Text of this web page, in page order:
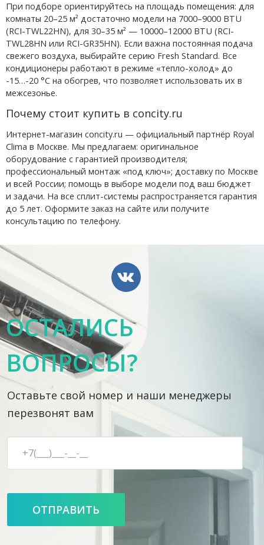
При подборе ориентируйтесь на площадь помещения: для
комнаты 20–25 м² достаточно модели на 7000–9000 BTU
(RCI-TWL22HN), для 30–35 м² — 10000–12000 BTU (RCI-
TWL28HN или RCI-GR35HN). Если важна постоянная подача
свежего воздуха, выбирайте серию Fresh Standard. Все
кондиционеры работают в режиме «тепло-холод» до
-15…-20 °C на обогрев, что позволяет использовать их в
межсезонье.
Почему стоит купить в concity.ru
Интернет-магазин concity.ru — официальный партнёр Royal
Clima в Москве. Мы предлагаем: оригинальное
оборудование с гарантией производителя;
профессиональный монтаж «под ключ»; доставку по Москве
и всей России; помощь в выборе модели под ваш бюджет
и задачи. На все сплит-системы распространяется гарантия
до 5 лет. Оформите заказ на сайте или получите
консультацию по телефону.
ОСТАЛИСЬ
ВОПРОСЫ?
Оставьте свой номер и наши менеджеры
перезвонят вам